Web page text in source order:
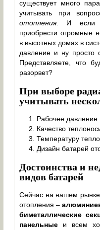
существует много
учитывать при
отопления. И если
приобрести огромные
в высотных домах в
давление и ну просто
Представляете, что
разорвет?
При выборе
учитывать
Рабочее давление
Качество
Температуру
Дизайн батарей
Достоинства и
видов батарей
Сейчас на нашем рынке
отопления –
биметаллические
панельные и всем